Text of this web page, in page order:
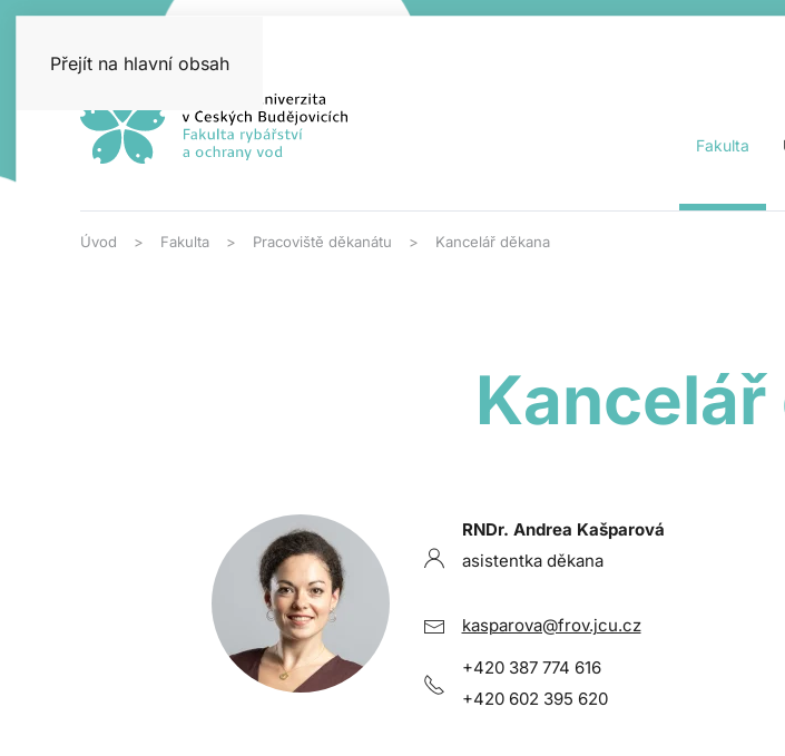
Přejít na hlavní obsah
Fakulta
Úvod Fakulta Pracoviště děkanátu Kancelář děkana
Kancelář
RNDr. Andrea Kašparová
asistentka děkana
kasparova@frov.jcu.cz
+420 387 774 616
+420 602 395 620